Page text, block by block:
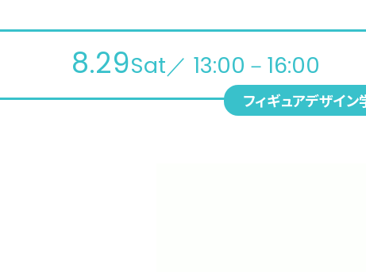
8.29Sat／ 13:00－16:00
フィギュアデザイン